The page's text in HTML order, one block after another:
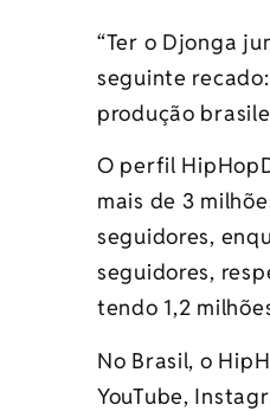
“Ter o Djonga
seguinte
produção
O perfil
mais de 3
seguidores,
seguidores,
tendo 1,2
No Brasil, o
YouTube,